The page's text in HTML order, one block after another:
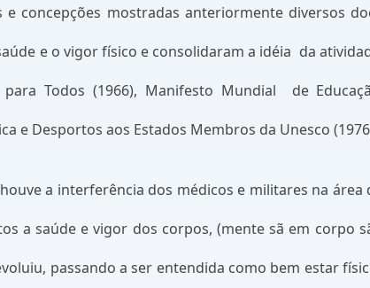
e concepções mostradas anteriormente diversos
e o vigor físico e consolidaram a idéia da
Todos (1966), Manifesto Mundial
de
e Desportos aos Estados Membros da Unesco
a interferência dos médicos e militares na
a saúde e vigor dos corpos, (mente sã em corpo
passando a ser entendida como bem estar